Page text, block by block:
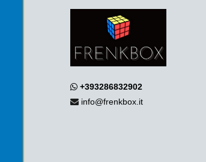
+393286832902
info@frenkbox.it